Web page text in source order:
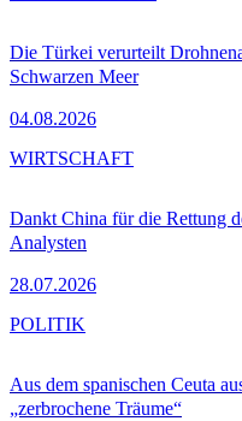
Die Türkei verurteilt
Schwarzen Meer
04.08.2026
Dankt China für die Rettung
Analysten
28.07.2026
WIRTSCHAFT
Aus dem spanischen Ceuta
„zerbrochene Träume“
POLITIK